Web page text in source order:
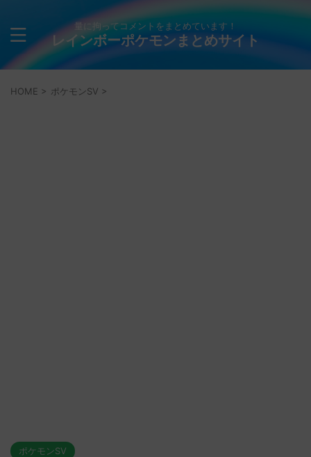
量に拘ってコメントをまとめています！
レインボーポケモンまとめサイト
HOME > ポケモンSV >
ポケモンSV